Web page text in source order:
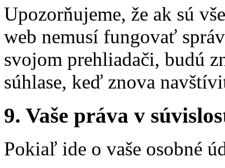
Upozorňujeme, že ak sú
web nemusí fungovať
svojom prehliadači, budú
súhlase, keď znova
9. Vaše práva v
Pokiaľ ide o vaše osobné